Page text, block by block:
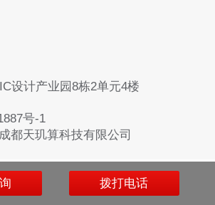
设计产业园8栋2单元4楼
号-1
都天玑算科技有限公司
拨打电话